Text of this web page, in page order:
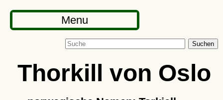
Menu
Suchen
Thorkill von Oslo